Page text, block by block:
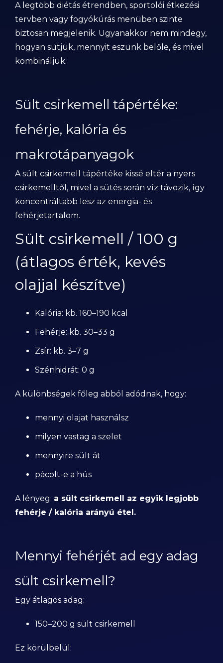
A legtöbb diétás étrendben, sportolói étkezési
tervben vagy fogyókúrás menüben szinte
biztosan megjelenik. Ugyanakkor nem mindegy,
hogyan sütjük, mennyit eszünk belőle, és mivel
kombináljuk.
Sült csirkemell tápértéke:
fehérje, kalória és
makrotápanyagok
A sült csirkemell tápértéke kissé eltér a nyers
csirkemelltől, mivel a sütés során víz távozik, így
koncentráltabb lesz az energia- és
fehérjetartalom.
Sült csirkemell / 100 g
(átlagos érték, kevés
olajjal készítve)
Kalória: kb. 160–190 kcal
Fehérje: kb. 30–33 g
Zsír: kb. 3–7 g
Szénhidrát: 0 g
A különbségek főleg abból adódnak, hogy:
mennyi olajat használsz
milyen vastag a szelet
mennyire sült át
pácolt-e a hús
A lényeg: a sült csirkemell az egyik legjobb
fehérje / kalória arányú étel.
Mennyi fehérjét ad egy adag
sült csirkemell?
Egy átlagos adag:
150–200 g sült csirkemell
Ez körülbelül: